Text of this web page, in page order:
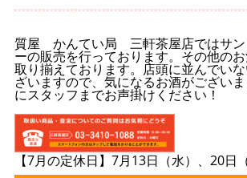
質屋 かんてい局 三軒茶屋店ではサン
ーの販売を行っております。その他の
取り揃えております。店頭に並んでい
ざいますので、気になるお酒がござい
にスタッフまでお声掛けください！
【7月の定休日】7月13日（水）、20日